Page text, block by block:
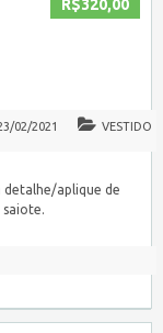
R$320,00
02/2021
VESTIDO
detalhe/aplique de